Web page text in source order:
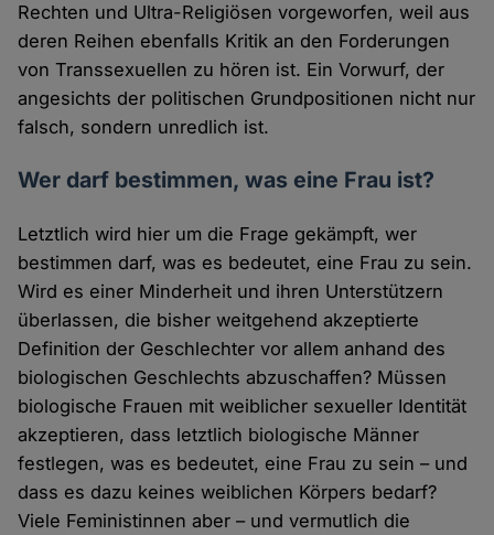
Rechten und Ultra-Religiösen vorgeworfen, weil aus
deren Reihen ebenfalls Kritik an den Forderungen
von Transsexuellen zu hören ist. Ein Vorwurf, der
angesichts der politischen Grundpositionen nicht nur
falsch, sondern unredlich ist.
Wer darf bestimmen, was eine Frau ist?
Letztlich wird hier um die Frage gekämpft, wer
bestimmen darf, was es bedeutet, eine Frau zu sein.
Wird es einer Minderheit und ihren Unterstützern
überlassen, die bisher weitgehend akzeptierte
Definition der Geschlechter vor allem anhand des
biologischen Geschlechts abzuschaffen? Müssen
biologische Frauen mit weiblicher sexueller Identität
akzeptieren, dass letztlich biologische Männer
festlegen, was es bedeutet, eine Frau zu sein – und
dass es dazu keines weiblichen Körpers bedarf?
Viele Feministinnen aber – und vermutlich die